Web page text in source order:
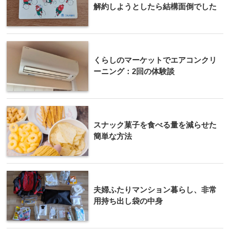
解約しようとしたら結構面倒でした
くらしのマーケットでエアコンクリ
ーニング：2回の体験談
スナック菓子を食べる量を減らせた
簡単な方法
夫婦ふたりマンション暮らし、非常
用持ち出し袋の中身